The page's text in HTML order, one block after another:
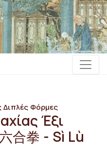
Διπλές Φόρμες
Έξι
合拳 - Sì Lù